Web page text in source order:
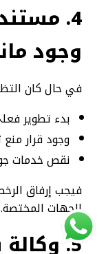
4
.
وجود
في حال كان
بدء تطوير
وجود قرار
نقص خدمات
فيجب إرفاق
الجهات المختصة.
5
.